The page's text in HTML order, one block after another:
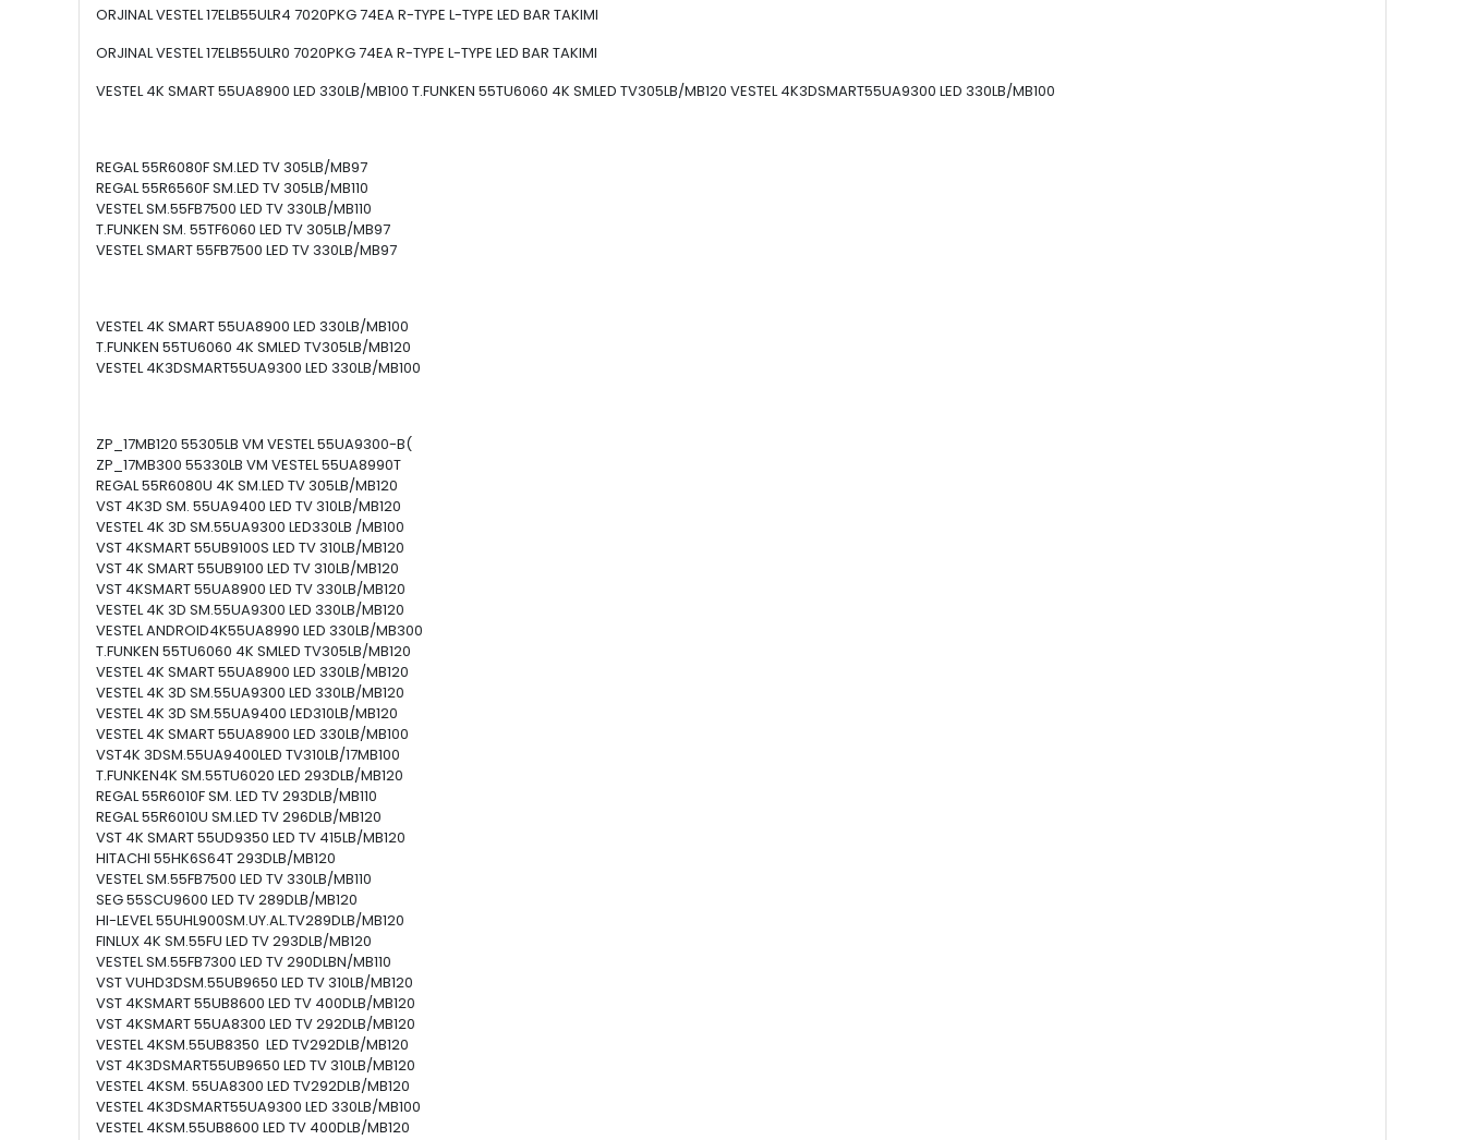
ORJINAL VESTEL 17ELB55ULR4 7020PKG 74EA R-TYPE L-TYPE LED BAR TAKIMI
ORJINAL VESTEL 17ELB55ULR0 7020PKG 74EA R-TYPE L-TYPE LED BAR TAKIMI
VESTEL 4K SMART 55UA8900 LED 330LB/MB100 T.FUNKEN 55TU6060 4K SMLED TV305LB/MB120 VESTEL 4K3DSMART55UA9300 LED 330LB/MB100
REGAL 55R6080F SM.LED TV 305LB/MB97
REGAL 55R6560F SM.LED TV 305LB/MB110
VESTEL SM.55FB7500 LED TV 330LB/MB110
T.FUNKEN SM. 55TF6060 LED TV 305LB/MB97
VESTEL SMART 55FB7500 LED TV 330LB/MB97
VESTEL 4K SMART 55UA8900 LED 330LB/MB100
T.FUNKEN 55TU6060 4K SMLED TV305LB/MB120
VESTEL 4K3DSMART55UA9300 LED 330LB/MB100
ZP_17MB120 55305LB VM VESTEL 55UA9300-B(
ZP_17MB300 55330LB VM VESTEL 55UA8990T
REGAL 55R6080U 4K SM.LED TV 305LB/MB120
VST 4K3D SM. 55UA9400 LED TV 310LB/MB120
VESTEL 4K 3D SM.55UA9300 LED330LB /MB100
VST 4KSMART 55UB9100S LED TV 310LB/MB120
VST 4K SMART 55UB9100 LED TV 310LB/MB120
VST 4KSMART 55UA8900 LED TV 330LB/MB120
VESTEL 4K 3D SM.55UA9300 LED 330LB/MB120
VESTEL ANDROID4K55UA8990 LED 330LB/MB300
T.FUNKEN 55TU6060 4K SMLED TV305LB/MB120
VESTEL 4K SMART 55UA8900 LED 330LB/MB120
VESTEL 4K 3D SM.55UA9300 LED 330LB/MB120
VESTEL 4K 3D SM.55UA9400 LED310LB/MB120
VESTEL 4K SMART 55UA8900 LED 330LB/MB100
VST4K 3DSM.55UA9400LED TV310LB/17MB100
T.FUNKEN4K SM.55TU6020 LED 293DLB/MB120
REGAL 55R6010F SM. LED TV 293DLB/MB110
REGAL 55R6010U SM.LED TV 296DLB/MB120
VST 4K SMART 55UD9350 LED TV 415LB/MB120
HITACHI 55HK6S64T 293DLB/MB120
VESTEL SM.55FB7500 LED TV 330LB/MB110
SEG 55SCU9600 LED TV 289DLB/MB120
HI-LEVEL 55UHL900SM.UY.AL.TV289DLB/MB120
FINLUX 4K SM.55FU LED TV 293DLB/MB120
VESTEL SM.55FB7300 LED TV 290DLBN/MB110
VST VUHD3DSM.55UB9650 LED TV 310LB/MB120
VST 4KSMART 55UB8600 LED TV 400DLB/MB120
VST 4KSMART 55UA8300 LED TV 292DLB/MB120
VESTEL 4KSM.55UB8350 LED TV292DLB/MB120
VST 4K3DSMART55UB9650 LED TV 310LB/MB120
VESTEL 4KSM. 55UA8300 LED TV292DLB/MB120
VESTEL 4K3DSMART55UA9300 LED 330LB/MB100
VESTEL 4KSM.55UB8600 LED TV 400DLB/MB120